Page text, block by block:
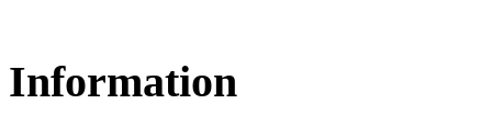
Information